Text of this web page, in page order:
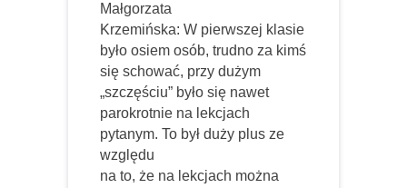
Małgorzata
Krzemińska: W pierwszej klasie
było osiem osób, trudno za kimś
się schować, przy dużym
„szczęściu” było się nawet
parokrotnie na lekcjach
pytanym. To był duży plus ze
względu
na to, że na lekcjach można